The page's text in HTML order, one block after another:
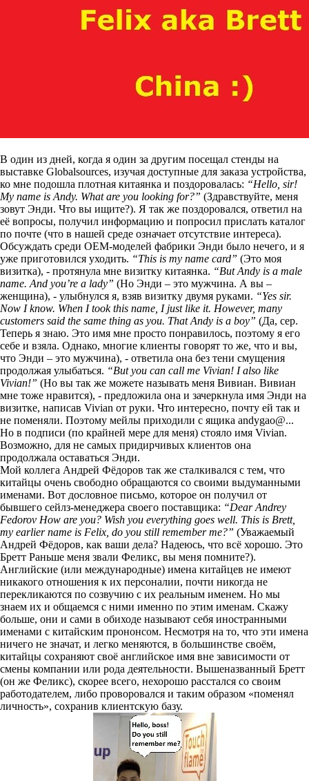
В один из дней, когда я один за другим посещал стенды на
выставке Globalsources, изучая доступные для заказа устройства,
ко мне подошла плотная китаянка и поздоровалась: “Hello, sir!
My name is Andy. What are you looking for?” (Здравствуйте, меня
зовут Энди. Что вы ищите?). Я так же поздоровался, ответил на
её вопросы, получил информацию и попросил прислать каталог
по почте (что в нашей среде означает отсутствие интереса).
Обсуждать среди OEM-моделей фабрики Энди было нечего, и я
уже приготовился уходить. “This is my name card” (Это моя
визитка), - протянула мне визитку китаянка. “But Andy is a male
name. And you’re a lady” (Но Энди – это мужчина. А вы –
женщина), - улыбнулся я, взяв визитку двумя руками. “Yes sir.
Now I know. When I took this name, I just like it. However, many
customers said the same thing as you. That Andy is a boy” (Да, сер.
Теперь я знаю. Это имя мне просто понравилось, поэтому я его
себе и взяла. Однако, многие клиенты говорят то же, что и вы,
что Энди – это мужчина), - ответила она без тени смущения
продолжая улыбаться. “But you can call me Vivian! I also like
Vivian!” (Но вы так же можете называть меня Вивиан. Вивиан
мне тоже нравится), - предложила она и зачеркнула имя Энди на
визитке, написав Vivian от руки. Что интересно, почту ей так и
не поменяли. Поэтому мейлы приходили с ящика andygao@...
Но в подписи (по крайней мере для меня) стояло имя Vivian.
Возможно, для не самых придирчивых клиентов она
продолжала оставаться Энди.
Мой коллега Андрей Фёдоров так же сталкивался с тем, что
китайцы очень свободно обращаются со своими выдуманными
именами. Вот дословное письмо, которое он получил от
бывшего сейлз-менеджера своего поставщика: “Dear Andrey
Fedorov How are you? Wish you everything goes well. This is Brett,
my earlier name is Felix, do you still remember me?” (Уважаемый
Андрей Фёдоров, как ваши дела? Надеюсь, что всё хорошо. Это
Бретт Раньше меня звали Феликс, вы меня помните?).
Английские (или международные) имена китайцев не имеют
никакого отношения к их персоналии, почти никогда не
перекликаются по созвучию с их реальным именем. Но мы
знаем их и общаемся с ними именно по этим именам. Скажу
больше, они и сами в обиходе называют себя иностранными
именами с китайским прононсом. Несмотря на то, что эти имена
ничего не значат, и легко меняются, в большинстве своём,
китайцы сохраняют своё английское имя вне зависимости от
смены компании или рода деятельности. Вышеназванный Бретт
(он же Феликс), скорее всего, нехорошо расстался со своим
работодателем, либо проворовался и таким образом «поменял
личность», сохранив клиентскую базу.